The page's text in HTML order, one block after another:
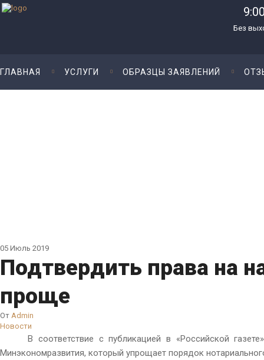
Без
ГЛАВНАЯ УСЛУГИ ОБРАЗЦЫ ЗАЯВЛЕНИЙ
05 Июль 2019
Подтвердить права на
проще
От Admin
Новости
В соответствие с публикацией в «Российской
Минэкономразвития, который упрощает порядок